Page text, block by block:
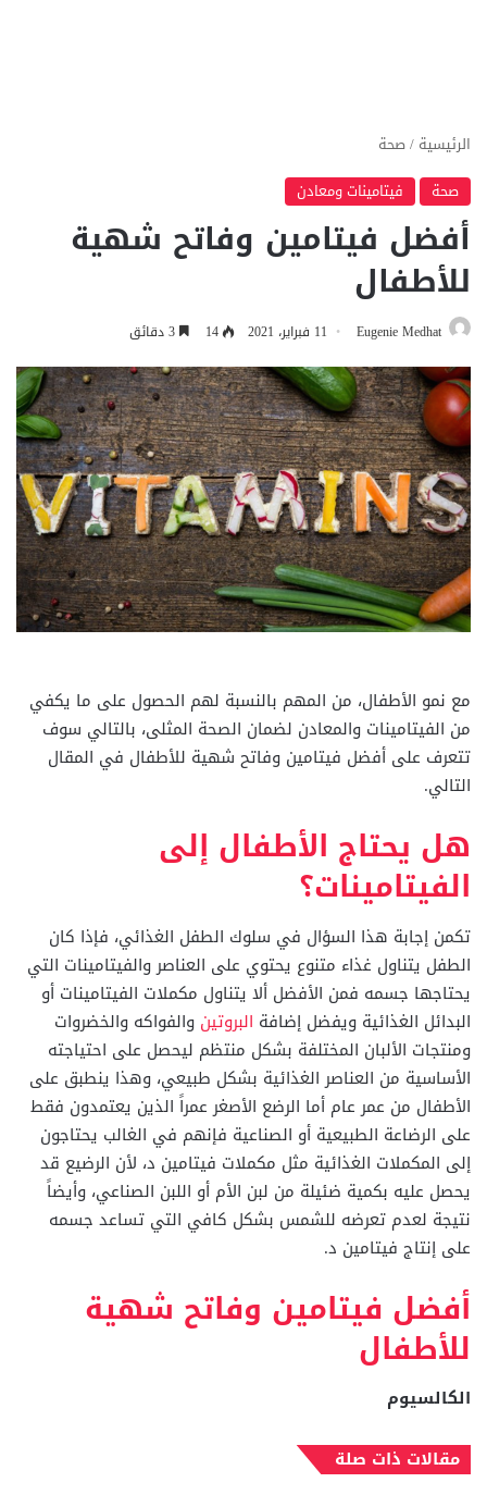
الرئيسية /صحة
صحة
فيتامينات ومعادن
أفضل فيتامين وفاتح شهية
للأطفال
Eugenie Medhat 11 فبراير، 2021 14
مع نمو الأطفال، من المهم بالنسبة لهم الحصول على ما يكفي
من الفيتامينات والمعادن لضمان الصحة المثلى، بالتالي سوف
تتعرف على أفضل فيتامين وفاتح شهية للأطفال في المقال
التالي.
هل يحتاج الأطفال إلى
الفيتامينات؟
تكمن إجابة هذا السؤال في سلوك الطفل الغذائي، فإذا كان
الطفل يتناول غذاء متنوع يحتوي على العناصر والفيتامينات التي
يحتاجها جسمه فمن الأفضل ألا يتناول مكملات الفيتامينات أو
البدائل الغذائية ويفضل إضافة البروتين والفواكه والخضروات
ومنتجات الألبان المختلفة بشكل منتظم ليحصل على احتياجته
الأساسية من العناصر الغذائية بشكل طبيعي، وهذا ينطبق على
الأطفال من عمر عام أما الرضع الأصغر عمراً الذين يعتمدون فقط
على الرضاعة الطبيعية أو الصناعية فإنهم في الغالب يحتاجون
إلى المكملات الغذائية مثل مكملات فيتامين د، لأن الرضيع قد
يحصل عليه بكمية ضئيلة من لبن الأم أو اللبن الصناعي، وأيضاً
نتيجة لعدم تعرضه للشمس بشكل كافي التي تساعد جسمه
على إنتاج فيتامين د.
أفضل فيتامين وفاتح شهية
للأطفال
الكالسيوم
مقالات ذات صلة